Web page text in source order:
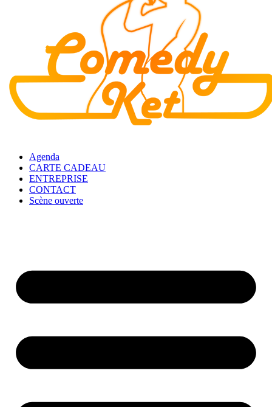
Agenda
CARTE CADEAU
ENTREPRISE
CONTACT
Scène ouverte